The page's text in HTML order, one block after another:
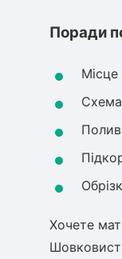
Поради
Місце
Хочете